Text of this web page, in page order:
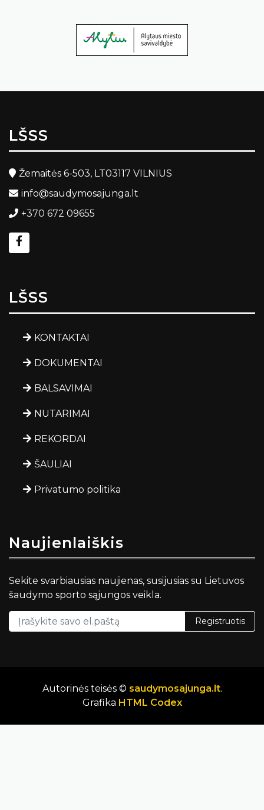
LŠSS
Žemaitės 6-503, LT03117 VILNIUS
info@saudymosajunga.lt
+370 672 09655
LŠSS
KONTAKTAI
DOKUMENTAI
BALSAVIMAI
NUTARIMAI
REKORDAI
ŠAULIAI
Privatumo politika
Naujienlaiškis
Sekite svarbiausias naujienas, susijusias su Lietuvos
šaudymo sporto sąjungos veikla.
Registruotis
Autorinės teisės © saudymosajunga.lt.
Grafika HTML Codex